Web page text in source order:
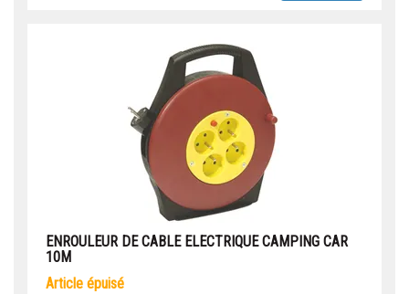
ENROULEUR DE CABLE ELECTRIQUE CAMPING CAR
10M
article épuisé